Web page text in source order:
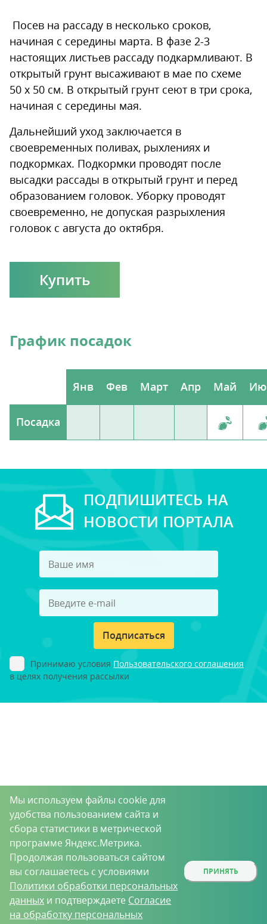
Посев на рассаду в несколько сроков,
начиная с середины марта. В фазе 2-3
настоящих листьев рассаду подкармливают. В
открытый грунт высаживают в мае по схеме
50 x 50 см. В открытый грунт сеют в три срока,
начиная с середины мая.
Дальнейший уход заключается в
своевременных поливах, рыхлениях и
подкормках. Подкормки проводят после
высадки рассады в открытый грунт и перед
образованием головок. Уборку проводят
своевременно, не допуская разрыхления
головок с августа до октября.
Купить
График посадок
Янв Фев Март Апр Май
Посадка
ПОДПИШИТЕСЬ НА
НОВОСТИ ПОРТАЛА
Подписаться
Принимаю условия Пользовательского соглашения
в целях получения рассылки
Мы используем файлы cookie для
удобства пользованием сайта и
сбора статистики в метрической
программе Яндекс.Метрика.
Продолжая пользоваться сайтом
вы соглашаетесь с условиями
Политики обработки персональных
данных и подтверждаете Согласие
на обработку персональных
ПРИНЯТЬ